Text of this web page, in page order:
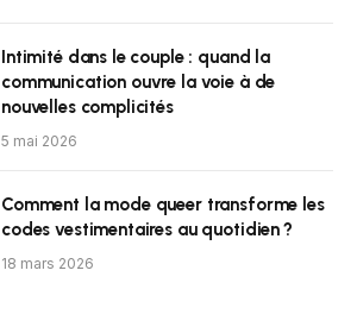
Intimité dans le couple : quand la
communication ouvre la voie à de
nouvelles complicités
5 mai 2026
Comment la mode queer transforme les
codes vestimentaires au quotidien ?
18 mars 2026